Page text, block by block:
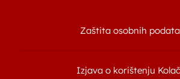
Zaštita osobnih
Izjava o korištenju